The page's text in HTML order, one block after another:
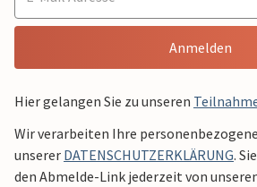
Anmelden
Hier gelangen Sie zu unseren
Wir verarbeiten Ihre
unserer DATENSCHUTZERKLÄRUNG.
den Abmelde-Link jederzeit von